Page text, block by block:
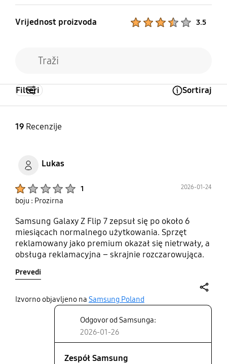
Vrijednost proizvoda 3.5
19Recenzije
Filteri Sortiraj
Lukas
1 2026-01-24
boju : Prozirna
Samsung Galaxy Z Flip 7 zepsuł się po około 6
miesiącach normalnego użytkowania. Sprzęt
reklamowany jako premium okazał się nietrwały, a
obsługa reklamacyjna – skrajnie rozczarowująca.
serwisie i za każdym razem odmówiono naprawy,
przedstawienia niezależnej ekspertyzy. Sprawa
została potraktowana automatycznie, bez rzetelnej
analizy i realnego wsłuchania się w stanowisko
klienta. Takie podejście podważa zaufanie do marki
i sprzedawcy. Zdecydowanie nie polecam.
Prevedi
Izvorno objavljeno na Samsung Poland
Odgovor od Samsunga:
2026-01-26
Zespół Samsung